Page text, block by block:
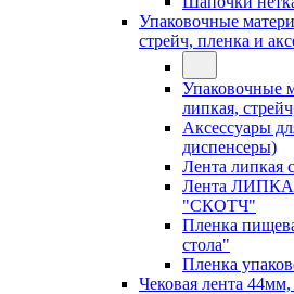
Упаковочные
стрейч, пленка и
Упаковочные
липкая,
Аксессуары
диспенсеры)
Лента
Лента
"СКОТЧ"
Пленка
стола"
Пленка
Чековая лента